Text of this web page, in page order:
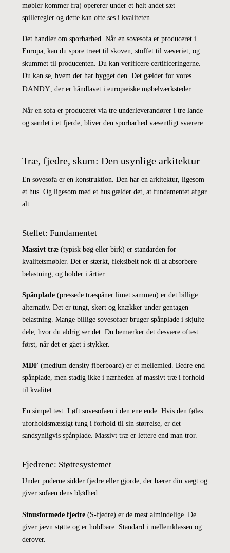
møbler kommer fra) opererer under et helt andet sæt
spilleregler og dette kan ofte ses i kvaliteten.
Det handler om sporbarhed. Når en sovesofa er produceret i
Europa, kan du spore træet til skoven, stoffet til væveriet, og
skummet til producenten. Du kan verificere certificeringerne.
Du kan se, hvem der har bygget den. Det gælder for vores
DANDY, der er håndlavet i europæiske møbelværksteder.
Når en sofa er produceret via tre underleverandører i tre lande
og samlet i et fjerde, bliver den sporbarhed væsentligt sværere.
Træ, fjedre, skum: Den usynlige arkitektur
En sovesofa er en konstruktion. Den har en arkitektur, ligesom
et hus. Og ligesom med et hus gælder det, at fundamentet afgør
alt.
Stellet: Fundamentet
Massivt træ(typisk bøg eller birk) er standarden for
kvalitetsmøbler. Det er stærkt, fleksibelt nok til at absorbere
belastning, og holder i årtier.
Spånplade(pressede træspåner limet sammen) er det billige
alternativ. Det er tungt, skørt og knækker under gentagen
belastning. Mange billige sovesofaer bruger spånplade i skjulte
dele, hvor du aldrig ser det. Du bemærker det desvære oftest
først, når det er gået i stykker.
MDF (medium density fiberboard) er et mellemled. Bedre end
spånplade, men stadig ikke i nærheden af massivt træ i forhold
til kvalitet.
En simpel test: Løft sovesofaen i den ene ende. Hvis den føles
uforholdsmæssigt tung i forhold til sin størrelse, er det
sandsynligvis spånplade. Massivt træ er lettere end man tror.
Fjedrene: Støttesystemet
Under puderne sidder fjedre eller gjorde, der bærer din vægt og
giver sofaen dens blødhed.
Sinusformede fjedre(S-fjedre) er de mest almindelige. De
giver jævn støtte og er holdbare. Standard i mellemklassen og
derover.